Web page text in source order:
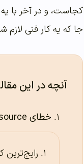
کجاست، و در آخر با
جا که یه کار فنی
آنچه در این
خطای Failed to Load Resource چیست و چرا رخ می‌دهد؟